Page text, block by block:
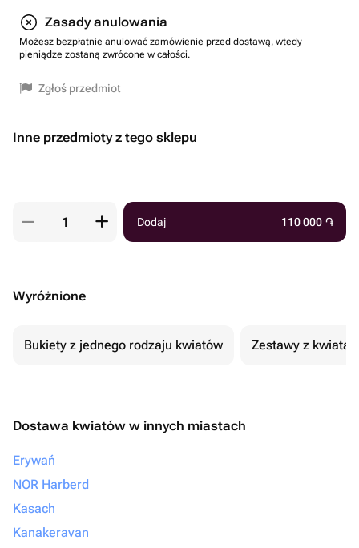
Zasady anulowania
Możesz bezpłatnie anulować zamówienie przed dostawą, wtedy
pieniądze zostaną zwrócone w całości.
Zgłoś przedmiot
Inne przedmioty z tego sklepu
Dodaj 110 000 ֏
Wyróżnione
Bukiety z jednego rodzaju kwiatów Zestawy z
Dostawa kwiatów w innych miastach
Erywań
NOR Harberd
Kasach
Kanakeravan